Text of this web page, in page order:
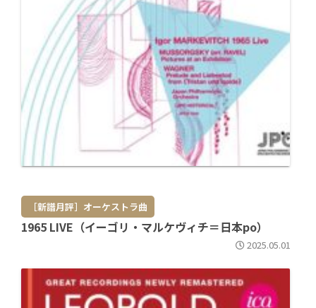
［新譜月評］オーケストラ曲
1965 LIVE（イーゴリ・マルケヴィチ＝日本po）
2025.05.01